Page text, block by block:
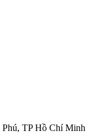
TP Hồ Chí Minh